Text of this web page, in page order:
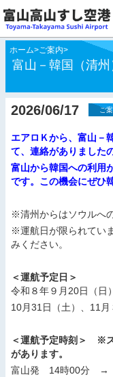
ホーム>ご案内>
富山－韓国（清
2026/06/17 ご
エアロＫから、富山－
て、連絡がありました
富山から韓国への利用
です。この機会にぜひ
※清州からはソウルへ
※運航日が限られてい
みください。
＜運航予定日＞
令和８年９月20日（日
10月31日（土）、11月
＜運航予定時刻＞ ※
があります。
富山発 14時00分 →